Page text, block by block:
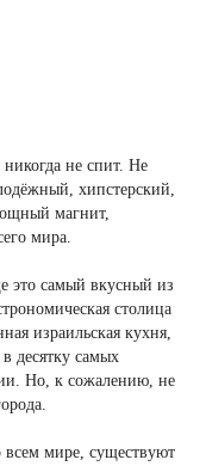
не спит. Не
хипстерский,
магнит,
мира.
это самый вкусный из
столица
израильская кухня,
десятку самых
Но, к сожалению, не
всем мире, существуют